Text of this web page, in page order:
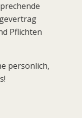
Pflichten
persönlich,